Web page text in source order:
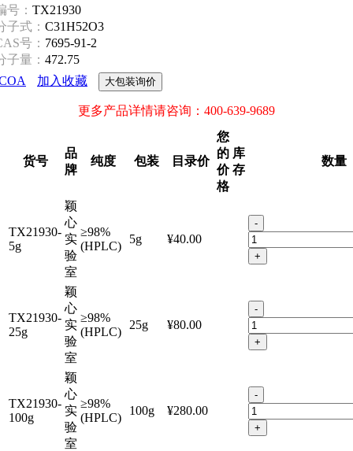
号： TX21930
子式： C31H52O3
号： 7695-91-2
子量： 472.75
加入收藏 大包装询价
更多产品详情请咨询：400-639-9689
货号
品
牌
纯度 包装 目录价
您
的
价
格
库
存
数量
TX21930-
5g
颖
心
实
验
室
≥98%
(HPLC)
5g ¥40.00
-
+
TX21930-
25g
颖
心
实
验
室
≥98%
(HPLC)
25g ¥80.00
-
+
TX21930-
100g
颖
心
实
验
室
≥98%
(HPLC)
100g ¥280.00
-
+